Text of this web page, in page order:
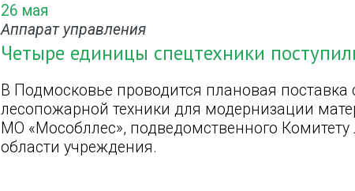
26 мая
Аппарат управления
Четыре единицы спецтехники
В Подмосковье проводится плановая
лесопожарной техники для модернизации
МО «Мособллес», подведомственного Комитету
области учреждения.